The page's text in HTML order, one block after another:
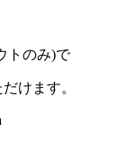
トのみ)で
けます。